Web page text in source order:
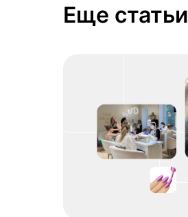
Еще статьи